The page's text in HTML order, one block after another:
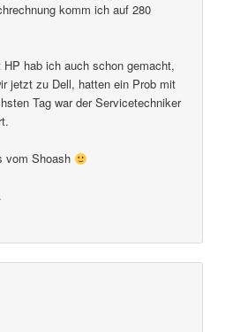
komm ich auf 280
hab ich auch schon gemacht,
jetzt zu Dell, hatten ein Prob mit
Tag war der Servicetechniker
vom Shoash